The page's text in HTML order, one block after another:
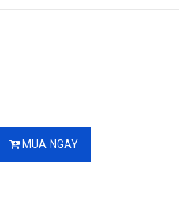
MUA NGAY